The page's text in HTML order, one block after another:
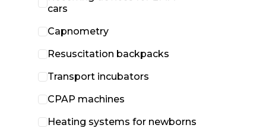
cars
Capnometry
Resuscitation backpacks
Transport incubators
CPAP machines
Heating systems for newborns